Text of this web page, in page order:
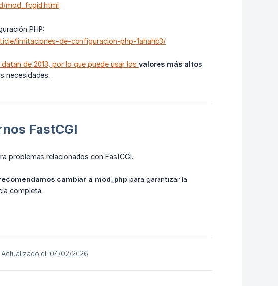
mod_fcgid.html
PHP:
limitaciones-de-configuracion-php-1ahahb3/
de 2013, por lo que puede usar los valores más altos
necesidades.
FastCGI
problemas relacionados con FastCGI.
cambiar a mod_php para garantizar la
completa.
Actualizado el: 04/02/2026